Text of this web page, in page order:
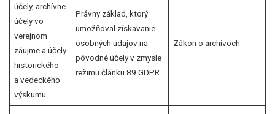
účely, archívne
účely vo
verejnom
záujme a účely
historického
a vedeckého
výskumu
Právny základ, ktorý
umožňoval získavanie
osobných údajov na
pôvodné účely v zmysle
režimu článku 89 GDPR
Zákon o archívoch